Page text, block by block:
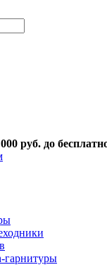
руб. до
гарнитуры